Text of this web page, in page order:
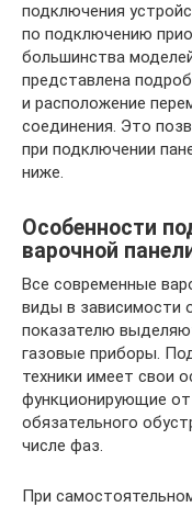
подключения
по подключению
большинства
представлена
и расположение
соединения. Это
при подключении
ниже.
Особенности
варочной
Все современные
виды в зависимости
показателю
газовые приборы.
техники имеет свои
функционирующие
обязательного
числе фаз.
При